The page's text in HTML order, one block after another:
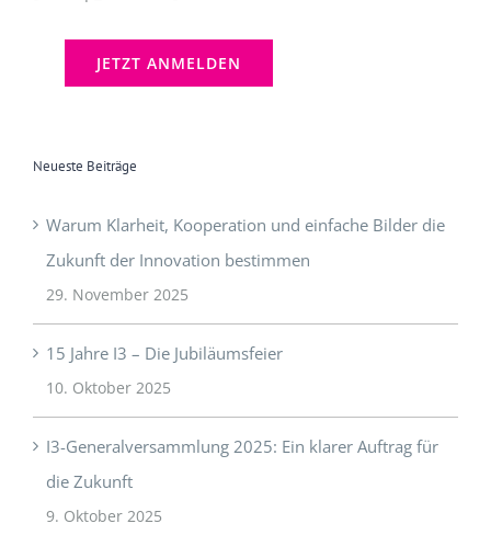
Warum Klarheit, Kooperation und einfache Bilder die
Zukunft der Innovation bestimmen
29. November 2025
15 Jahre I3 – Die Jubiläumsfeier
10. Oktober 2025
I3-Generalversammlung 2025: Ein klarer Auftrag für
die Zukunft